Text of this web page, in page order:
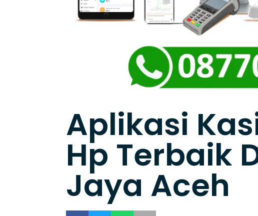
Aplikasi
Hp Terbaik
Jaya Aceh